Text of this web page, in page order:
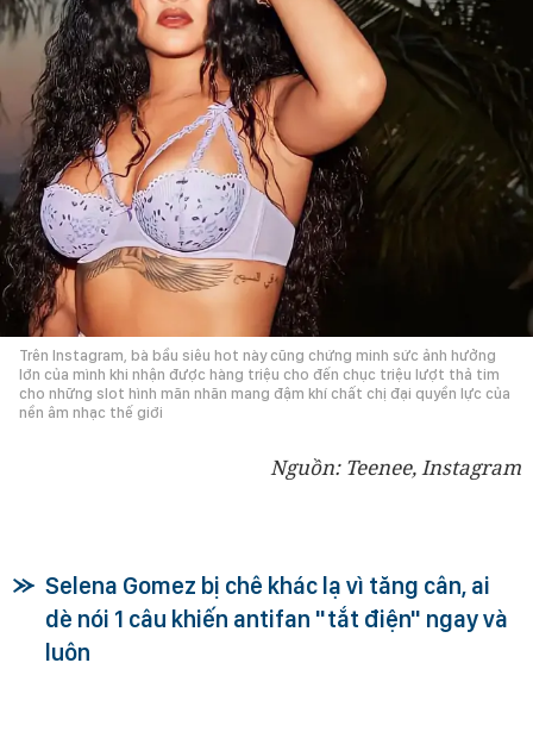
Trên Instagram, bà bầu siêu hot này cũng chứng minh sức ảnh hưởng
lớn của mình khi nhận được hàng triệu cho đến chục triệu lượt thả tim
cho những slot hình mãn nhãn mang đậm khí chất chị đại quyền lực của
nền âm nhạc thế giới
Nguồn: Teenee, Instagram
Selena Gomez bị chê khác lạ vì tăng cân, ai
dè nói 1 câu khiến antifan "tắt điện" ngay và
luôn